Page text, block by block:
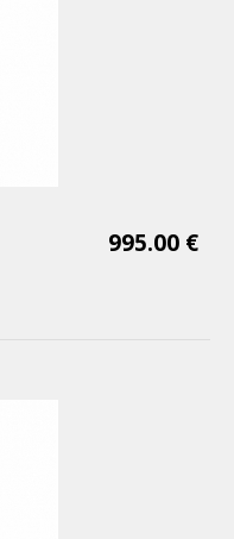
995.00 €